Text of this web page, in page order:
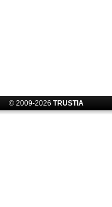
© 2009-2026 TRUSTIA